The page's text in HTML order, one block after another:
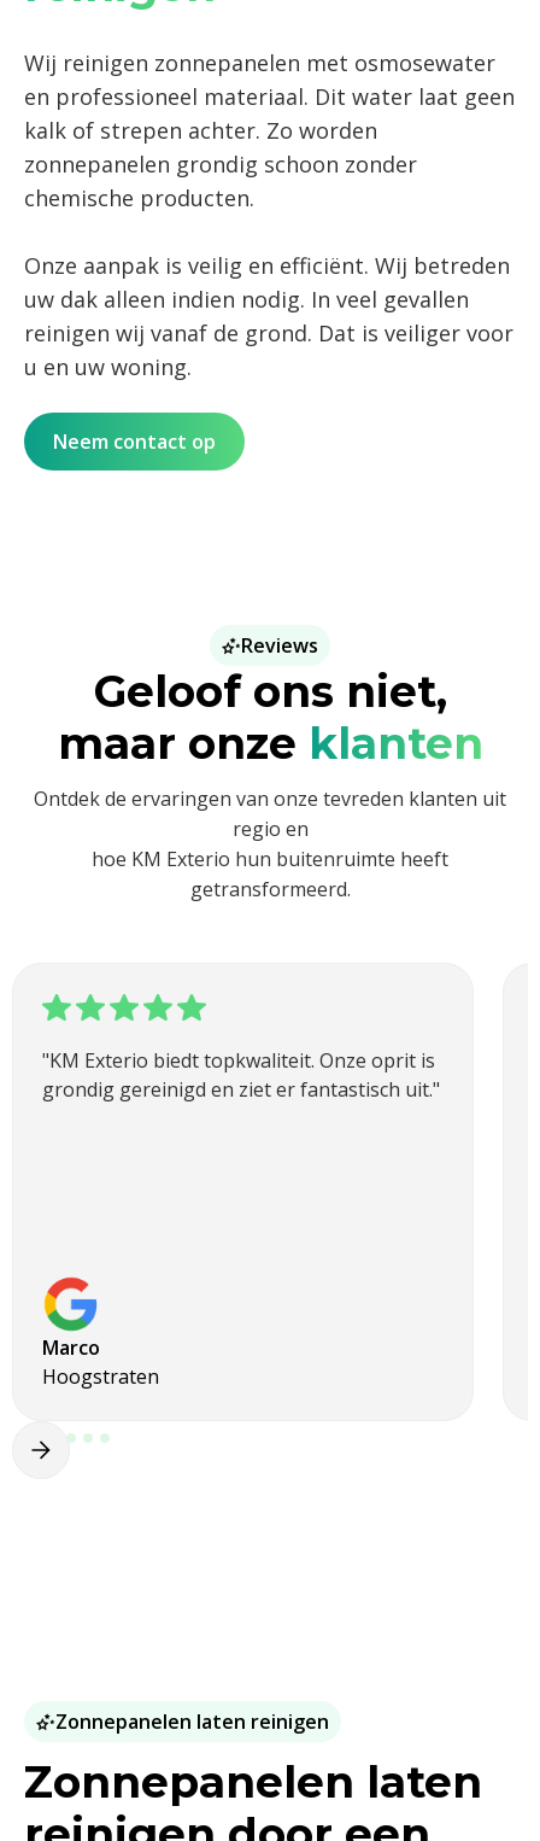
Wij reinigen zonnepanelen met osmosewater
en professioneel materiaal. Dit water laat geen
kalk of strepen achter. Zo worden
zonnepanelen grondig schoon zonder
chemische producten.
Onze aanpak is veilig en efficiënt. Wij betreden
uw dak alleen indien nodig. In veel gevallen
reinigen wij vanaf de grond. Dat is veiliger voor
u en uw woning.
Neem contact op
Reviews
Geloof ons niet,
maar onze klanten
Ontdek de ervaringen van onze tevreden klanten uit
regio en
hoe KM Exterio hun buitenruimte heeft
getransformeerd.
"KM Exterio biedt topkwaliteit. Onze oprit is
grondig gereinigd en ziet er fantastisch uit."
Marco
Hoogstraten
Zonnepanelen laten reinigen
Zonnepanelen laten